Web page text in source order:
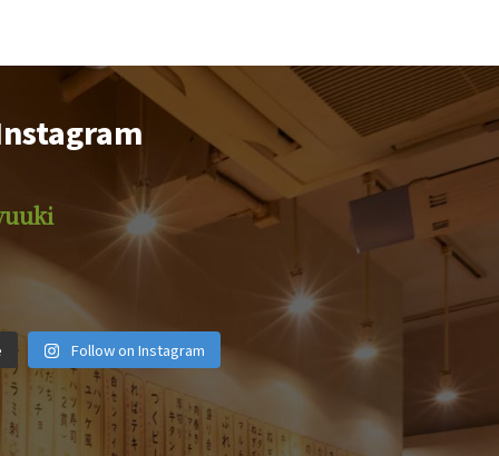
1
2月 14
motsuyakiyuuki
6
motsuyakiyuuki
11月 4
motsuyakiyuuki
28
motsuyakiyuuki
9月 25
9月 22
Follow on Instagram